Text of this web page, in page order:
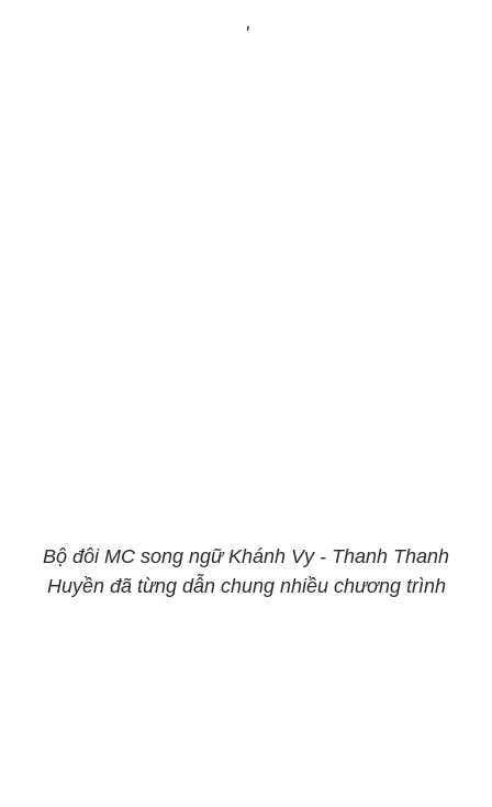
'
Bộ đôi MC song ngữ Khánh Vy - Thanh Thanh
Huyền đã từng dẫn chung nhiều chương trình